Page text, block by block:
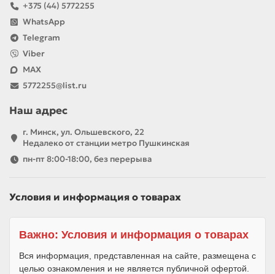
+375 (44) 5772255
WhatsApp
Telegram
Viber
MAX
5772255@list.ru
Наш адрес
г. Минск, ул. Ольшевского, 22
Недалеко от станции метро Пушкинская
пн-пт 8:00-18:00, без перерыва
Условия и информация о товарах
Важно: Условия и информация о товарах
Вся информация, представленная на сайте, размещена с
целью ознакомления и не является публичной офертой.